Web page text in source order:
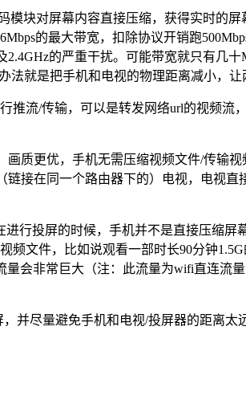
块对屏幕内容直接压缩，获得实时的
的最大带宽，扣除协议开销跑
的严重干扰。可能带宽就只有几十
就是把手机和电视的物理距离减小，
流/传输，可以是转发网络url的视频流
质更优，手机无需压缩视频文件/传输
接在同一个路由器下的）电视，电视
行投屏的时候，手机并不是直接压缩
频文件，比如说观看一部时长90分钟
会非常巨大（注：此流量为wifi直连流
并尽量避免手机和电视/投屏器的距离